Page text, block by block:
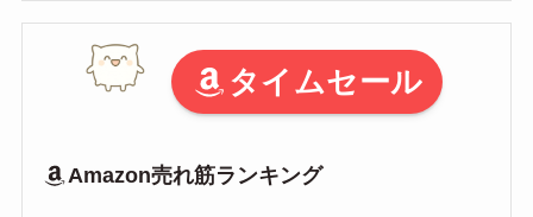
タイムセール
Amazon売れ筋ランキング